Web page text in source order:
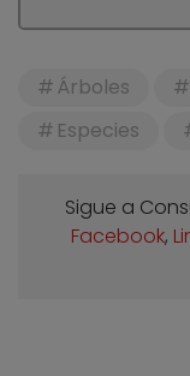
Árboles
Especies
Sigue a
Facebook,